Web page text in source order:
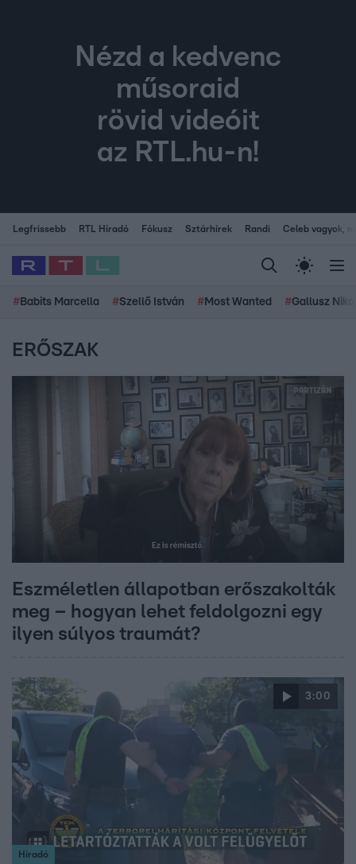
Nézd a kedvenc
műsoraid
rövid videóit
az RTL.hu-n!
Legfrissebb RTL Híradó Fókusz Sztárhírek Randi Celeb vagyok,
# Babits Marcella #Szellő István # Most Wanted #Gallusz
ERŐSZAK
Eszméletlen állapotban erőszakolták
meg – hogyan lehet feldolgozni egy
ilyen súlyos traumát?
3:00
Híradó